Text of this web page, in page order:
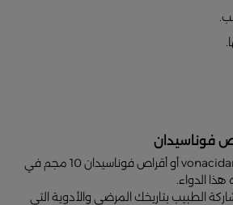
فوناسيدان
لا يجب استخدام vonacidan 20 tab أو أقراص فوناسيدان 10 مجم في
الدواء.
الطبيب بتاريخك المرضي والأدوية التي